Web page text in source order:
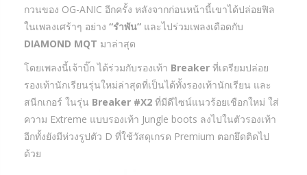
กวนของ OG-ANIC อีกครั้ง หลังจากก่อนหน้านี้เขาได้ปล่อยฟิล
ในเพลงเศร้าๆ อย่าง “รำพัน” และไปร่วมเพลงเดือดกับ
DIAMOND MQT มาล่าสุด
โดยเพลงนี้เจ้าบิ๊ก ได้ร่วมกับรองเท้า Breaker ที่เตรียมปล่อย
รองเท้านักเรียนรุ่นใหม่ล่าสุดที่เป็นได้ทั้งรองเท้านักเรียน และ
สนีกเกอร์ ในรุ่น Breaker #X2 ที่มีดีไซน์แนวร้อยเชือกใหม่ ใส่
ความ Extreme แบบรองเท้า Jungle boots ลงไปในตัวรองเท้า
อีกทั้งยังมีห่วงรูปตัว D ที่ใช้วัสดุเกรด Premium ตอกยึดติดไป
ด้วย